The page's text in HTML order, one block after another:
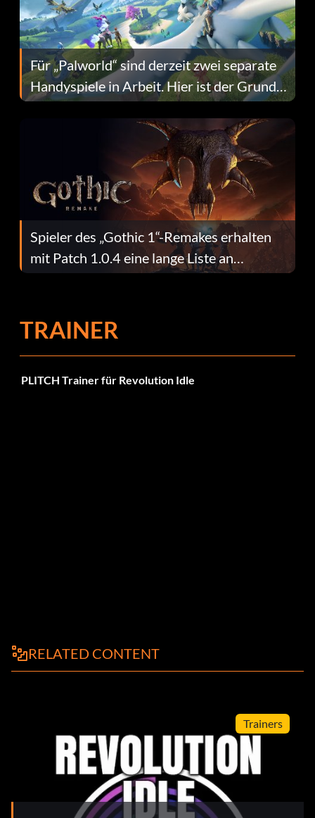
Für „Palworld“ sind derzeit zwei separate
Handyspiele in Arbeit. Hier ist der Grund
dafür.
Spieler des „Gothic 1“-Remakes erhalten
mit Patch 1.0.4 eine lange Liste an
Fehlerbehebungen
TRAINER
PLITCH Trainer für Revolution Idle
RELATED CONTENT
Trainers